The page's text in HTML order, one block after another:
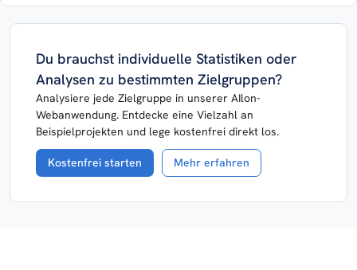
Du brauchst individuelle Statistiken oder
Analysen zu bestimmten Zielgruppen?
Analysiere jede Zielgruppe in unserer AIlon-
Webanwendung. Entdecke eine Vielzahl an
Beispielprojekten und lege kostenfrei direkt los.
Kostenfrei starten Mehr erfahren